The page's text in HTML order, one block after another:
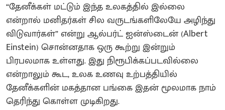
“தேனீக்கள் மட்டும் இந்த உலகத்தில் இல்லை
என்றால் மனிதர்கள் சில வருடங்களிலேயே அழிந்து
விடுவார்கள்” என்று ஆல்பர்ட் ஐன்ஸ்டைன் (Albert
Einstein) சொன்னதாக ஒரு கூற்று இன்றும்
பிரபலமாக உள்ளது. இது நிரூபிக்கப்படவில்லை
என்றாலும் கூட, உலக உணவு உற்பத்தியில்
தேனீக்களின் மகத்தான பங்கை இதன் மூலமாக நாம்
தெரிந்து கொள்ள முடிகிறது.